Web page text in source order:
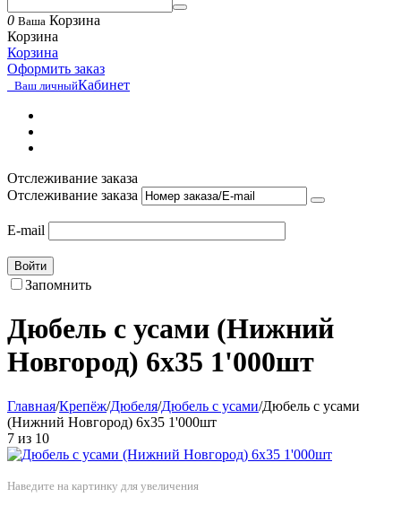
0 Ваша Корзина
Корзина
Корзина
Оформить заказ
Ваш личныйКабинет
Отслеживание заказа
Отслеживание заказа
E-mail
Войти
Запомнить
Дюбель с усами (Нижний
Новгород) 6х35 1'000шт
Главная/Крепёж/Дюбеля/Дюбель с усами/Дюбель с усами
(Нижний Новгород) 6х35 1'000шт
7 из 10
Наведите на картинку для увеличения